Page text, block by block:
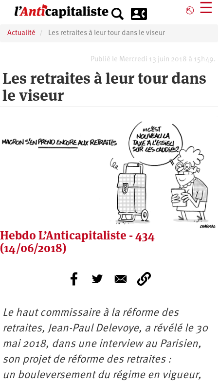
principal
⎋ ☰
Actualité Les retraites à leur tour dans le viseur
Publié le Mercredi 13 juin 2018 à 15h49.
Les retraites à leur tour dans
le viseur
Hebdo L’Anticapitaliste - 434
(14/06/2018)
Le haut commissaire à la réforme des
retraites, Jean-Paul Delevoye, a révélé le 30
mai 2018, dans une interview au Parisien,
son projet de réforme des retraites :
un bouleversement du régime en vigueur,